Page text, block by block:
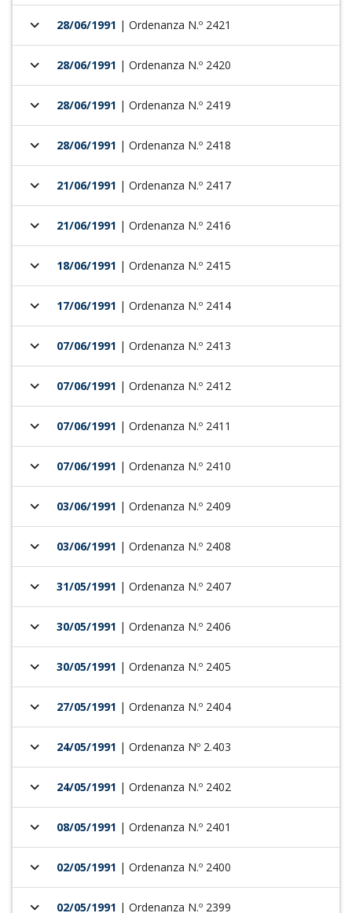
keyboard_arrow_down 28/06/1991 | Ordenanza N.º 2421
keyboard_arrow_down 28/06/1991 | Ordenanza N.º 2420
keyboard_arrow_down 28/06/1991 | Ordenanza N.º 2419
keyboard_arrow_down 28/06/1991 | Ordenanza N.º 2418
keyboard_arrow_down 21/06/1991 | Ordenanza N.º 2417
keyboard_arrow_down 21/06/1991 | Ordenanza N.º 2416
keyboard_arrow_down 18/06/1991 | Ordenanza N.º 2415
keyboard_arrow_down 17/06/1991 | Ordenanza N.º 2414
keyboard_arrow_down 07/06/1991 | Ordenanza N.º 2413
keyboard_arrow_down 07/06/1991 | Ordenanza N.º 2412
keyboard_arrow_down 07/06/1991 | Ordenanza N.º 2411
keyboard_arrow_down 07/06/1991 | Ordenanza N.º 2410
keyboard_arrow_down 03/06/1991 | Ordenanza N.º 2409
keyboard_arrow_down 03/06/1991 | Ordenanza N.º 2408
keyboard_arrow_down 31/05/1991 | Ordenanza N.º 2407
keyboard_arrow_down 30/05/1991 | Ordenanza N.º 2406
keyboard_arrow_down 30/05/1991 | Ordenanza N.º 2405
keyboard_arrow_down 27/05/1991 | Ordenanza N.º 2404
keyboard_arrow_down 24/05/1991 | Ordenanza Nº 2.403
keyboard_arrow_down 24/05/1991 | Ordenanza N.º 2402
keyboard_arrow_down 08/05/1991 | Ordenanza N.º 2401
keyboard_arrow_down 02/05/1991 | Ordenanza N.º 2400
keyboard_arrow_down 02/05/1991 | Ordenanza N.º 2399